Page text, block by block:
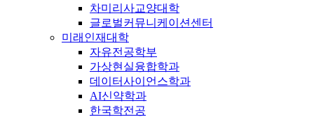
차미리사교양대학
글로벌커뮤니케이션센터
미래인재대학
자유전공학부
가상현실융합학과
데이터사이언스학과
AI신약학과
한국학전공